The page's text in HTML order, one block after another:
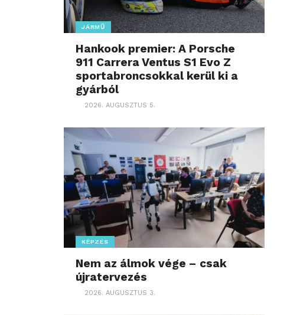
JÁRMŰ
Hankook premier: A Porsche
911 Carrera Ventus S1 Evo Z
sportabroncsokkal kerül ki a
gyárból
2026. AUGUSZTUS 5.
KÉPZÉS
Nem az álmok vége – csak
újratervezés
2026. AUGUSZTUS 3.